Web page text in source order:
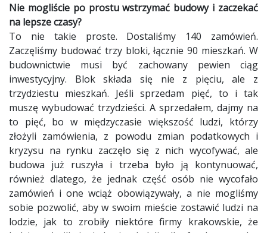
Nie mogliście po prostu wstrzymać budowy i zaczekać
na lepsze czasy?
To nie takie proste. Dostaliśmy 140 zamówień.
Zaczęliśmy budować trzy bloki, łącznie 90 mieszkań. W
budownictwie musi być zachowany pewien ciąg
inwestycyjny. Blok składa się nie z pięciu, ale z
trzydziestu mieszkań. Jeśli sprzedam pięć, to i tak
muszę wybudować trzydzieści. A sprzedałem, dajmy na
to pięć, bo w międzyczasie większość ludzi, którzy
złożyli zamówienia, z powodu zmian podatkowych i
kryzysu na rynku zaczęło się z nich wycofywać, ale
budowa już ruszyła i trzeba było ją kontynuować,
również dlatego, że jednak część osób nie wycofało
zamówień i one wciąż obowiązywały, a nie mogliśmy
sobie pozwolić, aby w swoim mieście zostawić ludzi na
lodzie, jak to zrobiły niektóre firmy krakowskie, że